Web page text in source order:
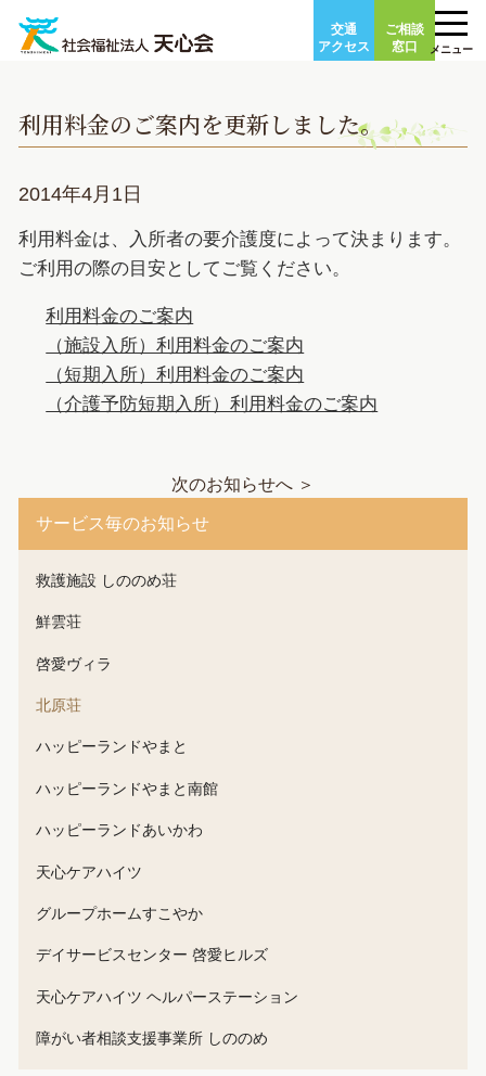
content
交通
アクセス
ご相談
窓口
メニュー
利用料金のご案内を更新しました。
2014年4月1日
利用料金は、入所者の要介護度によって決まります。
ご利用の際の目安としてご覧ください。
利用料金のご案内
（施設入所）利用料金のご案内
（短期入所）利用料金のご案内
（介護予防短期入所）利用料金のご案内
次のお知らせへ ＞
サービス毎のお知らせ
救護施設 しののめ荘
鮮雲荘
啓愛ヴィラ
北原荘
ハッピーランドやまと
ハッピーランドやまと南館
ハッピーランドあいかわ
天心ケアハイツ
グループホームすこやか
デイサービスセンター 啓愛ヒルズ
天心ケアハイツ ヘルパーステーション
障がい者相談支援事業所 しののめ